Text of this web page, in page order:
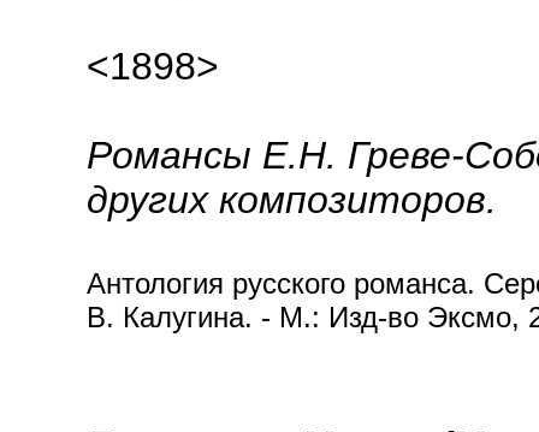
<1898>
Романсы Е.Н. Греве-
других композиторов.
Антология русского романса.
В. Калугина. - М.: Изд-во Эксмо,